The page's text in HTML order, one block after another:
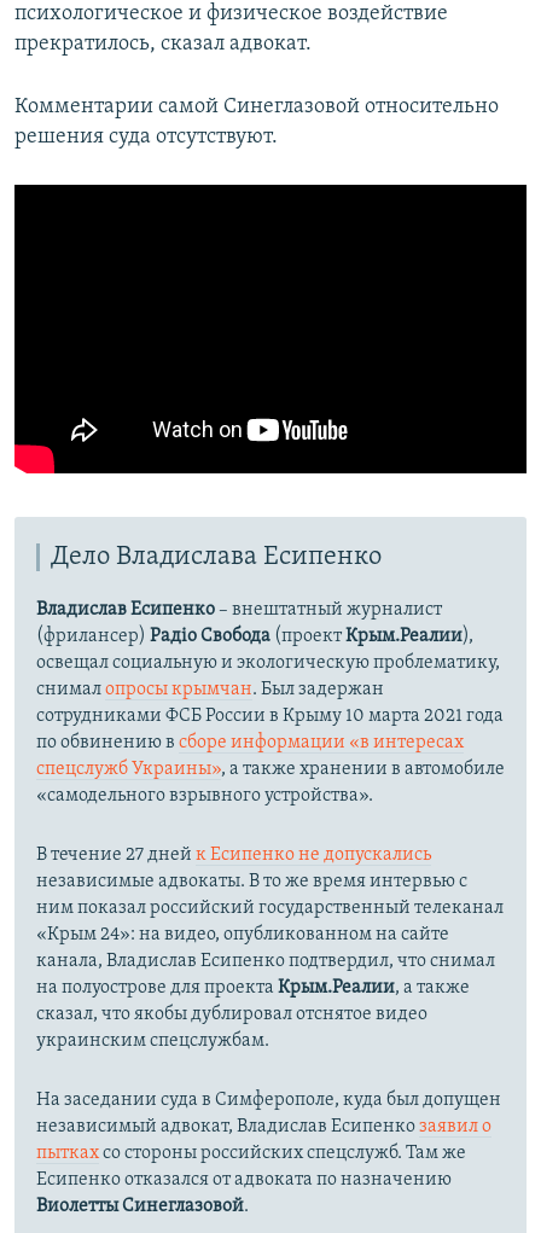
психологическое и физическое воздействие
прекратилось, сказал адвокат.
Комментарии самой Синеглазовой относительно
решения суда отсутствуют.
Дело Владислава Есипенко
Владислав Есипенко– внештатный журналист
(фрилансер) Радіо Свобода (проектКрым.Реалии),
освещал социальную и экологическую проблематику,
снималопросы крымчан. Был задержан
сотрудниками ФСБ России в Крыму 10 марта 2021 года
по обвинению в сборе информации «в интересах
спецслужб Украины», а также хранении в автомобиле
«самодельного взрывного устройства».
В течение 27 дней к Есипенко не допускались
независимые адвокаты. В то же время интервью с
ним показал российский государственный телеканал
«Крым 24»: на видео, опубликованном на сайте
канала, Владислав Есипенко подтвердил, что снимал
на полуострове для проекта Крым.Реалии, а также
сказал, что якобы дублировал отснятое видео
украинским спецслужбам.
На заседании суда в Симферополе, куда был допущен
независимый адвокат, Владислав Есипенкозаявил о
пыткахсо стороны российских спецслужб. Там же
Есипенко отказался от адвоката по назначению
Виолетты Синеглазовой.